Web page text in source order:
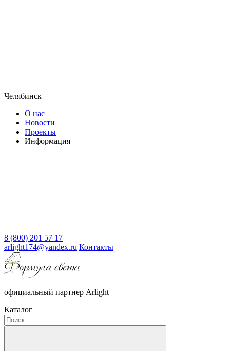
Челябинск
О нас
Новости
Проекты
Информация
8 (800) 201 57 17
arlight174@yandex.ru Контакты
официальный партнер Arlight
Каталог